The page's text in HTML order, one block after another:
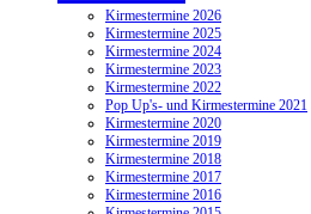
Kirmestermine 2026
Kirmestermine 2025
Kirmestermine 2024
Kirmestermine 2023
Kirmestermine 2022
Pop Up's- und Kirmestermine 2021
Kirmestermine 2020
Kirmestermine 2019
Kirmestermine 2018
Kirmestermine 2017
Kirmestermine 2016